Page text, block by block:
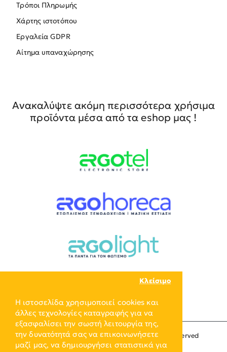
Η ιστοσελίδα χρησιμοποιεί cookies και
άλλες τεχνολογίες καταγραφής για να
εξασφαλίσει την σωστή λειτουργία της,
την δυνατότητά σας να επικοινωνήσετε
μαζί μας, να δημιουργήσει στατιστικά για
Κλείσιμο
Τρόποι Πληρωμής
Χάρτης ιστοτόπου
Εργαλεία GDPR
Αίτημα υπαναχώρησης
Ανακαλύψτε ακόμη περισσότερα χρήσιμα
προϊόντα μέσα από τα eshop μας !
Copyright © 2024, ERGO-GROUP, All Rights Reserved